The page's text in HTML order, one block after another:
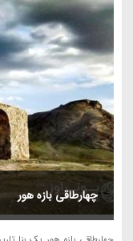
چهارطاقی بازه هور